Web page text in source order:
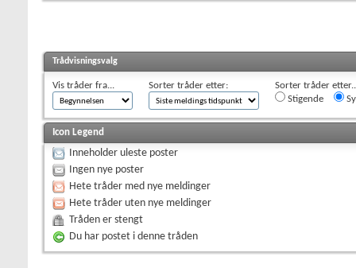
Trådvisningsvalg
Vis tråder fra... Sorter tråder etter:
Sorter tråder
Stigende
Icon Legend
Inneholder uleste poster
Ingen nye poster
Hete tråder med nye meldinger
Hete tråder uten nye meldinger
Tråden er stengt
Du har postet i denne tråden